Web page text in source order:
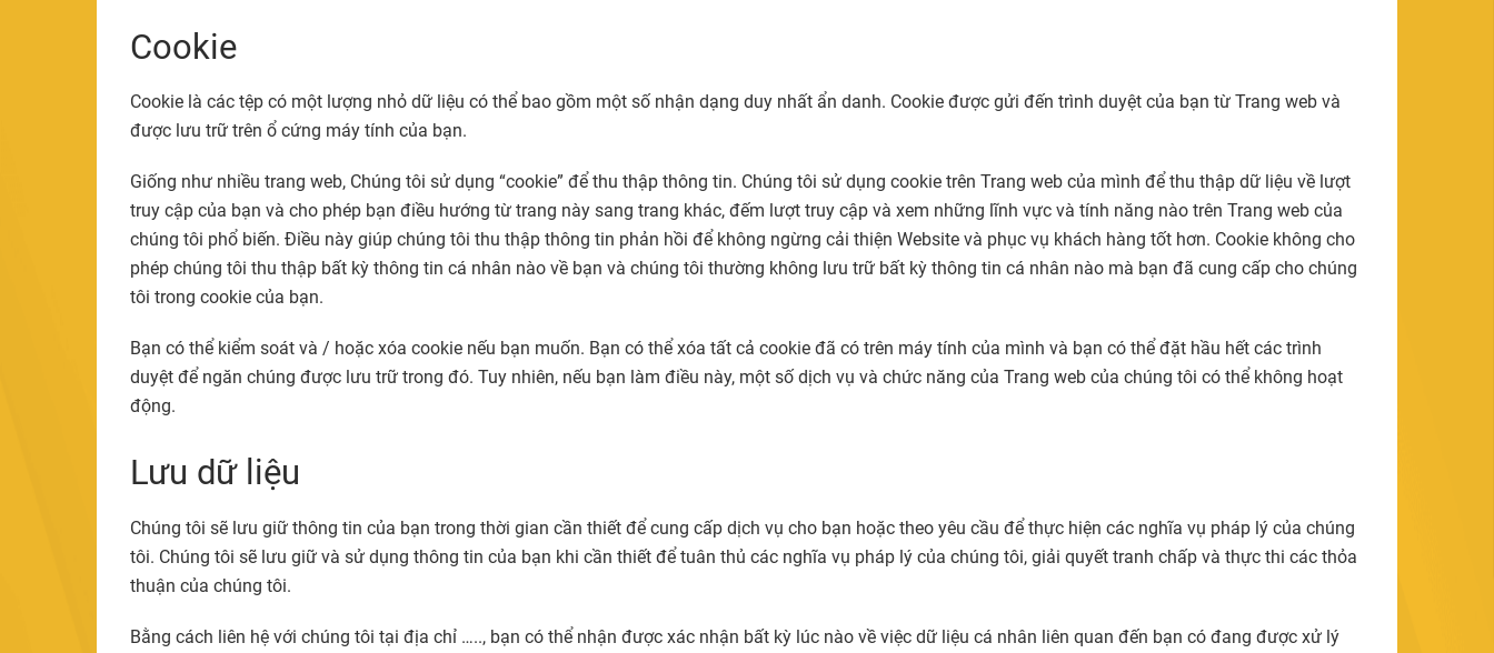
Cookie
Cookie là các tệp có một lượng nhỏ dữ liệu có thể bao gồm một số nhận dạng duy nhất ẩn danh. Cookie được gửi đến trình duyệt của bạn từ Trang web và
được lưu trữ trên ổ cứng máy tính của bạn.
Giống như nhiều trang web, Chúng tôi sử dụng “cookie” để thu thập thông tin. Chúng tôi sử dụng cookie trên Trang web của mình để thu thập dữ liệu về lượt
truy cập của bạn và cho phép bạn điều hướng từ trang này sang trang khác, đếm lượt truy cập và xem những lĩnh vực và tính năng nào trên Trang web của
chúng tôi phổ biến. Điều này giúp chúng tôi thu thập thông tin phản hồi để không ngừng cải thiện Website và phục vụ khách hàng tốt hơn. Cookie không cho
phép chúng tôi thu thập bất kỳ thông tin cá nhân nào về bạn và chúng tôi thường không lưu trữ bất kỳ thông tin cá nhân nào mà bạn đã cung cấp cho chúng
tôi trong cookie của bạn.
Bạn có thể kiểm soát và / hoặc xóa cookie nếu bạn muốn. Bạn có thể xóa tất cả cookie đã có trên máy tính của mình và bạn có thể đặt hầu hết các trình
duyệt để ngăn chúng được lưu trữ trong đó. Tuy nhiên, nếu bạn làm điều này, một số dịch vụ và chức năng của Trang web của chúng tôi có thể không hoạt
động.
Lưu dữ liệu
Chúng tôi sẽ lưu giữ thông tin của bạn trong thời gian cần thiết để cung cấp dịch vụ cho bạn hoặc theo yêu cầu để thực hiện các nghĩa vụ pháp lý của chúng
tôi. Chúng tôi sẽ lưu giữ và sử dụng thông tin của bạn khi cần thiết để tuân thủ các nghĩa vụ pháp lý của chúng tôi, giải quyết tranh chấp và thực thi các thỏa
thuận của chúng tôi.
Bằng cách liên hệ với chúng tôi tại địa chỉ ….., bạn có thể nhận được xác nhận bất kỳ lúc nào về việc dữ liệu cá nhân liên quan đến bạn có đang được xử lý